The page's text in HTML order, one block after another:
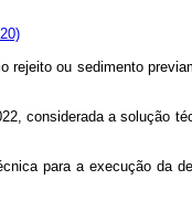
rejeito ou sedimento
considerada a solução
para a execução da